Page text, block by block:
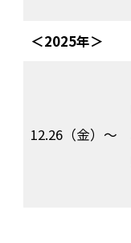
＜2025年＞
12.26（金）〜